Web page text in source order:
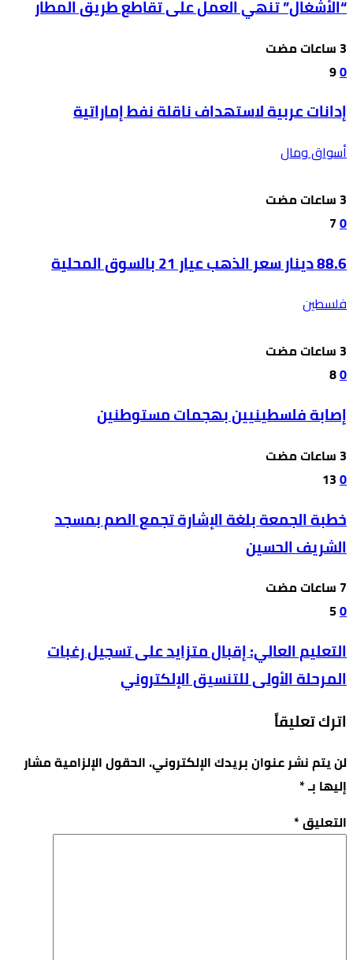
“الأشغال” تنهي العمل على تقاطع طريق المطار
0
9
إدانات عربية لاستهداف ناقلة نفط إماراتية
أسواق ومال
0
7
88.6 دينار سعر الذهب عيار 21 بالسوق المحلية
فلسطين
0
8
إصابة فلسطينيين بهجمات مستوطنين
0
13
خطبة الجمعة بلغة الإشارة تجمع الصم بمسجد
الشريف الحسين
0
5
التعليم العالي: إقبال متزايد على تسجيل رغبات
المرحلة الأولى للتنسيق الإلكتروني
اترك تعليقاً
لن يتم نشر عنوان بريدك الإلكتروني.الحقول الإلزامية مشار
إليها بـ*
التعليق*